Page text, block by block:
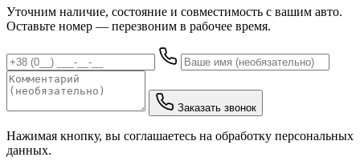
Уточним наличие, состояние и совместимость с вашим авто.
Оставьте номер — перезвоним в рабочее время.
Заказать звонок
Нажимая кнопку, вы соглашаетесь на обработку персональных
данных.